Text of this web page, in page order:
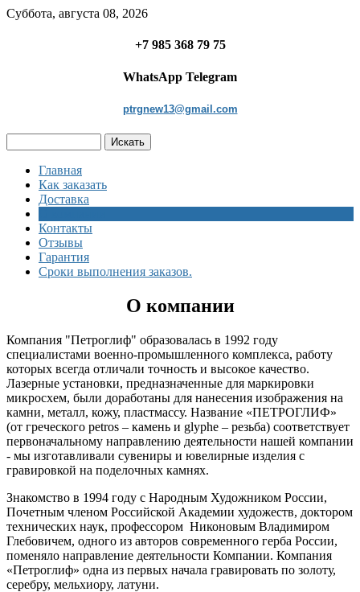
Суббота, августа 08, 2026
+7 985 368 79 75
WhatsApp Telegram
ptrgnew13@gmail.com
Главная
Как заказать
Доставка
Контакты
Отзывы
Гарантия
Сроки выполнения заказов.
О компании
Компания "Петроглиф" образовалась в 1992 году
специалистами военно-промышленного комплекса, работу
которых всегда отличали точность и высокое качество.
Лазерные установки, предназначенные для маркировки
микросхем, были доработаны для нанесения изображения на
камни, металл, кожу, пластмассу. Название «ПЕТРОГЛИФ»
(от греческого petros – камень и glyphe – резьба) соответствует
первоначальному направлению деятельности нашей компании
- мы изготавливали сувениры и ювелирные изделия с
гравировкой на поделочных камнях.
Знакомство в 1994 году с Народным Художником России,
Почетным членом Российской Академии художеств, доктором
технических наук, профессором Никоновым Владимиром
Глебовичем, одного из авторов современного герба России,
поменяло направление деятельности Компании. Компания
«Петроглиф» одна из первых начала гравировать по золоту,
серебру, мельхиору, латуни.